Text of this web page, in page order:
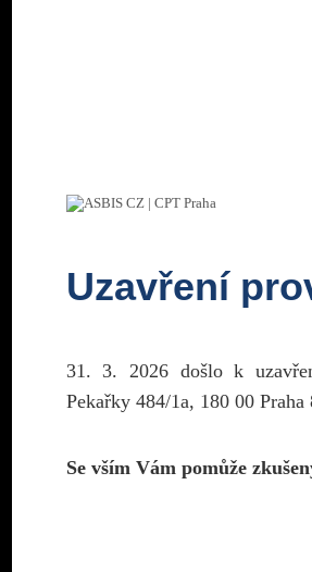
Uzavření
31. 3. 2026 došlo k
Pekařky 484/1a, 180 00 Praha
Se vším Vám pomůže